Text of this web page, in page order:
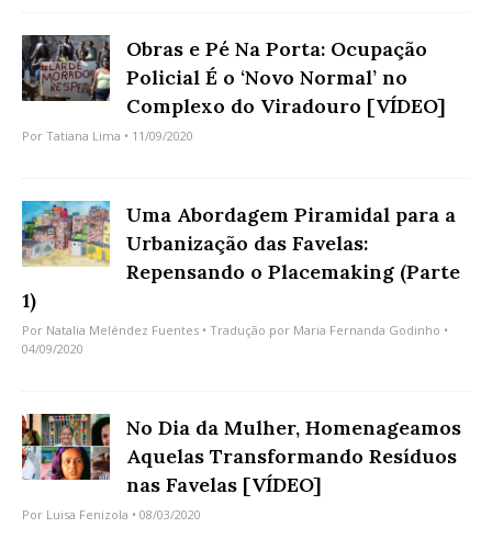
Obras e Pé Na Porta: Ocupação
Policial É o ‘Novo Normal’ no
Complexo do Viradouro [VÍDEO]
Por Tatiana Lima • 11/09/2020
Uma Abordagem Piramidal para a
Urbanização das Favelas:
Repensando o Placemaking (Parte
1)
Por Natalia Meléndez Fuentes • Tradução por Maria Fernanda Godinho •
04/09/2020
No Dia da Mulher, Homenageamos
Aquelas Transformando Resíduos
nas Favelas [VÍDEO]
Por Luisa Fenizola • 08/03/2020